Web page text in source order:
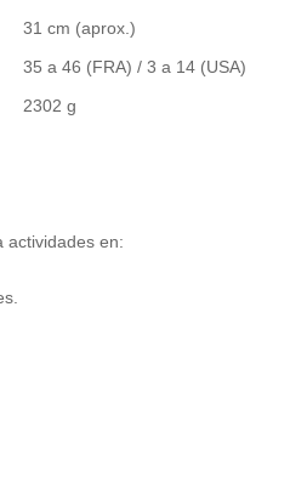
31 cm (aprox.)
35 a 46 (FRA) / 3 a 14 (USA)
2302 g
actividades en: